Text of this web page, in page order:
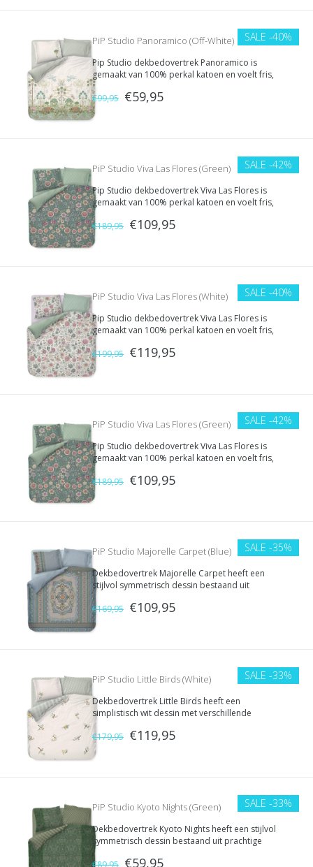
SALE -40%
PiP Studio Panoramico (Off-White)
Pip Studio dekbedovertrek Panoramico is
gemaakt van 100% perkal katoen en voelt fris,
zacht en comfortabel aan. De fijne stof en
kleurrijke print geven je slaapkamer een vrolijke
en luxe uitstraling.
€99,95 €59,95
SALE -42%
PiP Studio Viva Las Flores (Green)
Pip Studio dekbedovertrek Viva Las Flores is
gemaakt van 100% perkal katoen en voelt fris,
zacht en comfortabel aan. De fijne stof en
kleurrijke print geven je slaapkamer een vrolijke
en luxe uitstraling.
€189,95 €109,95
SALE -40%
PiP Studio Viva Las Flores (White)
Pip Studio dekbedovertrek Viva Las Flores is
gemaakt van 100% perkal katoen en voelt fris,
zacht en comfortabel aan. De fijne stof en
kleurrijke print geven je slaapkamer een vrolijke
en luxe uitstraling.
€199,95 €119,95
SALE -42%
PiP Studio Viva Las Flores (Green)
Pip Studio dekbedovertrek Viva Las Flores is
gemaakt van 100% perkal katoen en voelt fris,
zacht en comfortabel aan. De fijne stof en
kleurrijke print geven je slaapkamer een vrolijke
en luxe uitstraling.
€189,95 €109,95
SALE -35%
PiP Studio Majorelle Carpet (Blue)
Dekbedovertrek Majorelle Carpet heeft een
stijlvol symmetrisch dessin bestaand uit
prachtige ornamenten en bloemen.
€169,95 €109,95
SALE -33%
PiP Studio Little Birds (White)
Dekbedovertrek Little Birds heeft een
simplistisch wit dessin met verschillende
€179,95 €119,95
SALE -33%
PiP Studio Kyoto Nights (Green)
Dekbedovertrek Kyoto Nights heeft een stijlvol
symmetrisch dessin bestaand uit prachtige
ornamenten en bloemen.
€59,95